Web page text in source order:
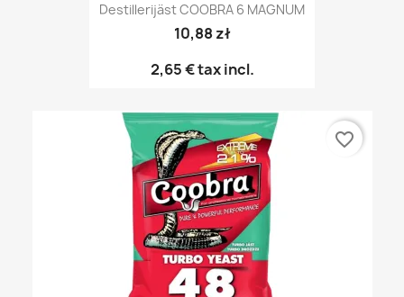
Destillerijäst COOBRA 6 MAGNUM
10,88 zł
2,65 €tax incl.
favorite_border